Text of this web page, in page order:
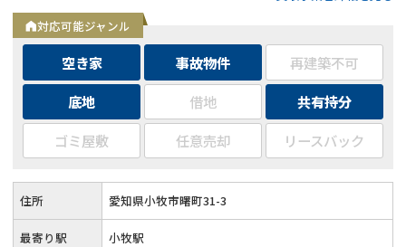
対応可能ジャンル
空き家 事故物件
再建築不可
底地
借地
共有持分
ゴミ屋敷
任意売却 リースバック
住所 愛知県小牧市曙町31-3
最寄り駅 小牧駅